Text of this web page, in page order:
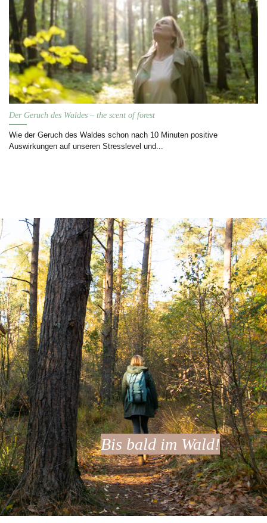
Der Geruch des Waldes – the scent of forest
Wie der Geruch des Waldes schon nach 10 Minuten positive
Auswirkungen auf unseren Stresslevel und...
Bis bald im Wald!